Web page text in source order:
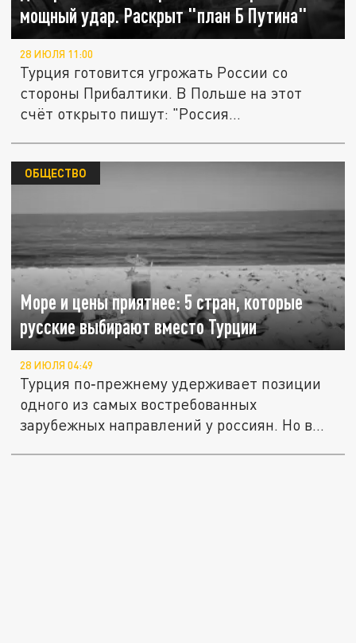
мощный удар. Раскрыт "план Б Путина"
28 ИЮЛЯ 11:00
Турция готовится угрожать России со
стороны Прибалтики. В Польше на этот
счёт открыто пишут: "Россия...
Море и цены приятнее: 5 стран, которые
русские выбирают вместо Турции
ОБЩЕСТВО
28 ИЮЛЯ 04:49
Турция по‑прежнему удерживает позиции
одного из самых востребованных
зарубежных направлений у россиян. Но в...